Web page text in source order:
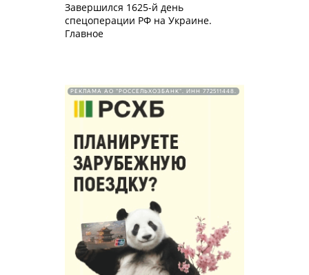
Завершился 1625-й день
спецоперации РФ на Украине.
Главное
РЕКЛАМА АО "РОССЕЛЬХОЗБАНК". ИНН 772511448.